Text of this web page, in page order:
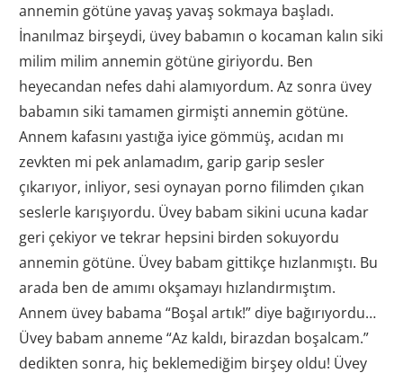
annemin götüne yavaş yavaş sokmaya başladı.
İnanılmaz birşeydi, üvey babamın o kocaman kalın siki
milim milim annemin götüne giriyordu. Ben
heyecandan nefes dahi alamıyordum. Az sonra üvey
babamın siki tamamen girmişti annemin götüne.
Annem kafasını yastığa iyice gömmüş, acıdan mı
zevkten mi pek anlamadım, garip garip sesler
çıkarıyor, inliyor, sesi oynayan porno filimden çıkan
seslerle karışıyordu. Üvey babam sikini ucuna kadar
geri çekiyor ve tekrar hepsini birden sokuyordu
annemin götüne. Üvey babam gittikçe hızlanmıştı. Bu
arada ben de amımı okşamayı hızlandırmıştım.
Annem üvey babama “Boşal artık!” diye bağırıyordu…
Üvey babam anneme “Az kaldı, birazdan boşalcam.”
dedikten sonra, hiç beklemediğim birşey oldu! Üvey